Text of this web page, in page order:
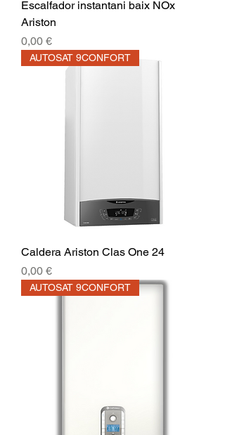
Escalfador instantani baix NOx
Ariston
Precio
0,00 €
AUTOSAT 9CONFORT
Caldera Ariston Clas One 24
Precio
0,00 €
AUTOSAT 9CONFORT